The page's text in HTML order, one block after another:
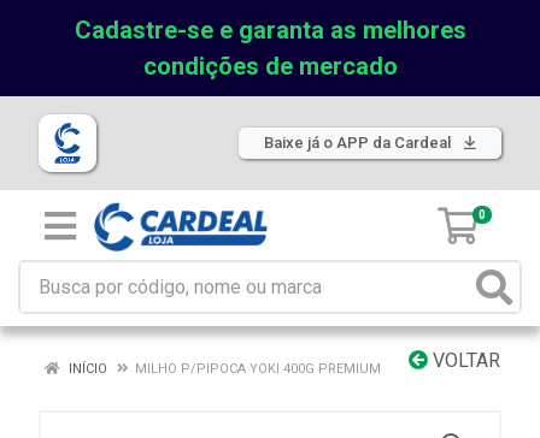
Cadastre-se e garanta as melhores
condições de mercado
Baixe já o APP da Cardeal
0
VOLTAR
INÍCIO MILHO P/PIPOCA YOKI 400G PREMIUM